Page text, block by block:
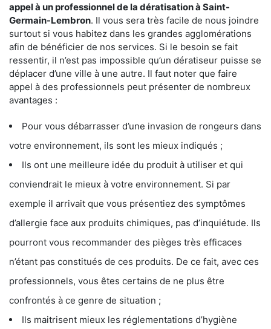
appel à un professionnel de la dératisation à Saint-
Germain-Lembron. Il vous sera très facile de nous joindre
surtout si vous habitez dans les grandes agglomérations
afin de bénéficier de nos services. Si le besoin se fait
ressentir, il n’est pas impossible qu’un dératiseur puisse se
déplacer d’une ville à une autre. Il faut noter que faire
appel à des professionnels peut présenter de nombreux
avantages :
Pour vous débarrasser d’une invasion de rongeurs dans
votre environnement, ils sont les mieux indiqués ;
Ils ont une meilleure idée du produit à utiliser et qui
conviendrait le mieux à votre environnement. Si par
exemple il arrivait que vous présentiez des symptômes
d’allergie face aux produits chimiques, pas d’inquiétude. Ils
pourront vous recommander des pièges très efficaces
n’étant pas constitués de ces produits. De ce fait, avec ces
professionnels, vous êtes certains de ne plus être
confrontés à ce genre de situation ;
Ils maitrisent mieux les réglementations d’hygiène